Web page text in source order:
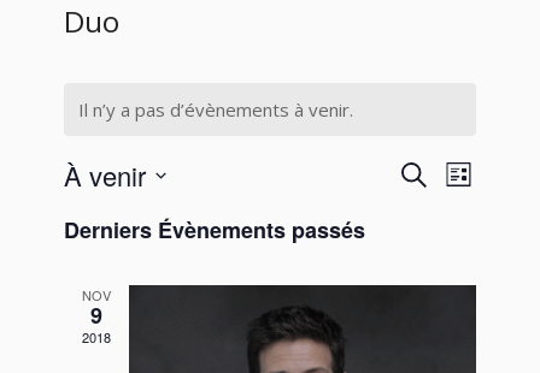
Duo
Il n’y a pas d’évènements à venir.
de
Recherche
de
Liste
À venir
une
Derniers Évènements passés
NOV
9
2018